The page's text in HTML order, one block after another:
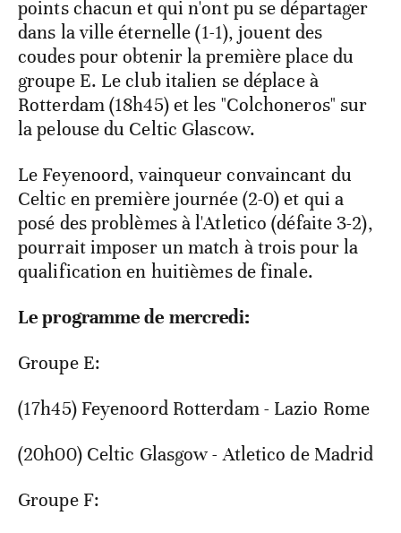
points chacun et qui n'ont pu se départager
dans la ville éternelle (1-1), jouent des
coudes pour obtenir la première place du
groupe E. Le club italien se déplace à
Rotterdam (18h45) et les "Colchoneros" sur
la pelouse du Celtic Glascow.
Le Feyenoord, vainqueur convaincant du
Celtic en première journée (2-0) et qui a
posé des problèmes à l'Atletico (défaite 3-2),
pourrait imposer un match à trois pour la
qualification en huitièmes de finale.
Le programme de mercredi:
Groupe E:
(17h45) Feyenoord Rotterdam - Lazio Rome
(20h00) Celtic Glasgow - Atletico de Madrid
Groupe F: